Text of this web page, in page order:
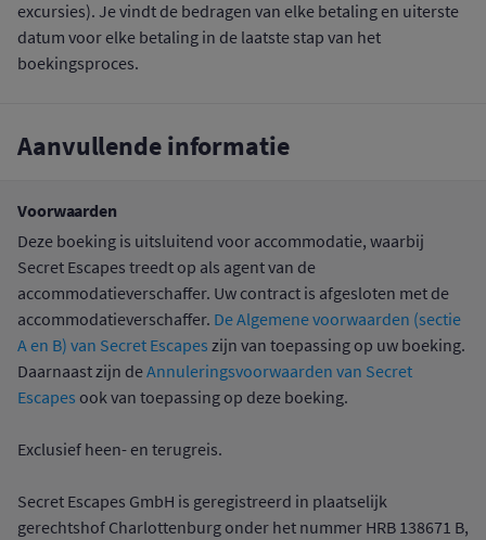
excursies). Je vindt de bedragen van elke betaling en uiterste
datum voor elke betaling in de laatste stap van het
boekingsproces.
Aanvullende informatie
Voorwaarden
Deze boeking is uitsluitend voor accommodatie, waarbij
Secret Escapes treedt op als agent van de
accommodatieverschaffer. Uw contract is afgesloten met de
accommodatieverschaffer. De Algemene voorwaarden (sectie
A en B) van Secret Escapes zijn van toepassing op uw boeking.
Daarnaast zijn deAnnuleringsvoorwaarden van Secret
Escapes ook van toepassing op deze boeking.
Exclusief heen- en terugreis.
Secret Escapes GmbH is geregistreerd in plaatselijk
gerechtshof Charlottenburg onder het nummer HRB 138671 B,